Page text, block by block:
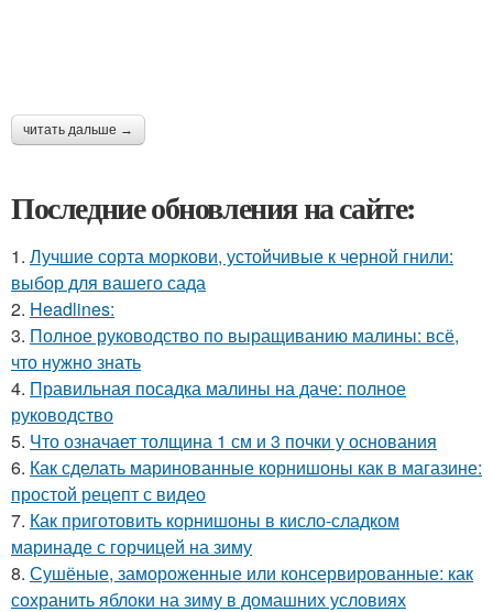
читать дальше →
Последние обновления на сайте:
1. Лучшие сорта моркови, устойчивые к черной гнили:
выбор для вашего сада
2. Headlines:
3. Полное руководство по выращиванию малины: всё,
что нужно знать
4. Правильная посадка малины на даче: полное
руководство
5. Что означает толщина 1 см и 3 почки у основания
6. Как сделать маринованные корнишоны как в магазине:
простой рецепт с видео
7. Как приготовить корнишоны в кисло-сладком
маринаде с горчицей на зиму
8. Сушёные, замороженные или консервированные: как
сохранить яблоки на зиму в домашних условиях